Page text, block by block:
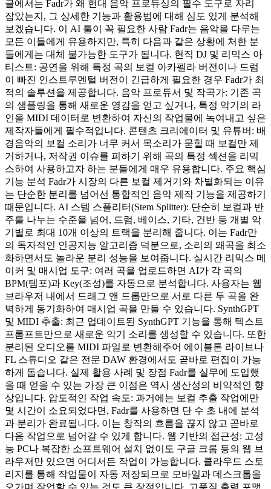
글에서는 Fadr가 왜 현대 음악 프로듀싱의 필수 도구로 자리
잡았는지, 그 상세한 기능과 활용법에 대해 심도 있게 분석해
보겠습니다. 이 AI 툴이 꼭 필요한 사람 Fadr는 음악을 다루는
모든 이들에게 유용하지만, 특히 다음과 같은 상황에 처한 분
들에게는 대체 불가능한 도구가 됩니다. 현직 DJ 및 리믹스 아
티스트: 공연을 위해 특정 곡의 보컬 아카펠라 버전이나 드럼
이 빠진 인스트루멘털 버전이 긴급하게 필요한 경우 Fadr가 최
적의 솔루션을 제공합니다. 음악 프로듀서 및 작곡가: 기존 곡
의 샘플링을 통해 새로운 영감을 얻고 싶거나, 특정 악기의 라
인을 MIDI 데이터로 변환하여 자신의 작업물에 녹여내고 싶은
제작자들에게 필수적입니다. 콘텐츠 크리에이터 및 유튜버: 배
경음악의 보컬 소리가 너무 커서 목소리가 묻힐 때 보컬만 제
거하거나, 저작권 이슈를 피하기 위해 곡의 특정 섹션을 리믹
스하여 사용하고자 하는 분들에게 매우 유용합니다. 주요 핵심
기능 분석 Fadr가 시장의 다른 보컬 제거기와 차별화되는 이유
는 단순한 분리를 넘어선 통합적인 음악 제작 기능을 제공하기
때문입니다. AI 스템 스플리터(Stem Splitter): 단순히 보컬과 반
주를 나누는 수준을 넘어, 드럼, 베이스, 기타, 건반 등 개별 악
기별로 최대 10개 이상의 트랙을 분리해 줍니다. 이는 Fadr만
의 독자적인 인공지능 알고리즘 덕분으로, 소리의 왜곡을 최소
화하면서도 놀라운 분리 성능을 보여줍니다. 실시간 리믹스 메
이커 및 매시업 도구: 여러 곡을 업로드하면 AI가 각 곡의
BPM(템포)과 Key(조성)를 자동으로 분석합니다. 사용자는 웹
브라우저 내에서 드래그 앤 드롭만으로 서로 다른 두 곡을 완
벽하게 동기화하여 매시업 곡을 만들 수 있습니다. SynthGPT
및 MIDI 추출: 최근 업데이트된 SynthGPT 기능을 통해 텍스트
프롬프트만으로 새로운 악기 소리를 생성할 수 있습니다. 또한
분리된 오디오를 MIDI 파일로 변환해주어 에이블톤 라이브나
FL 스튜디오 같은 전문 DAW 환경에서도 곧바로 편집이 가능
하게 돕습니다. 실제 활용 사례 및 장점 Fadr를 실무에 도입했
을 때 얻을 수 있는 가장 큰 이점은 역시 생산성의 비약적인 향
상입니다. 압도적인 작업 속도: 과거에는 보컬 추출 작업에만
몇 시간이 소요되었다면, Fadr를 사용하면 단 수 초 내에 분석
과 분리가 완료됩니다. 이는 창작의 흐름을 끊지 않고 곧바로
다음 작업으로 넘어갈 수 있게 합니다. 웹 기반의 접근성: 고성
능 PC나 복잡한 소프트웨어 설치 없이도 구글 크롬 등의 웹 브
라우저만 있으면 어디서든 작업이 가능합니다. 클라우드 스토
리지를 통해 작업물이 자동 저장되므로 모바일과 데스크톱을
오가며 작업할 수 있는 것도 큰 장점입니다. 고품질 출력 포맷